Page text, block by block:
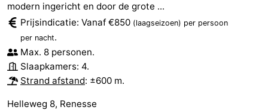
Greve
Port
Zélande
-
Resort
Haamstede
Résidence
-
modern ingericht en door de grote ...
Prijsindicatie: Vanaf €850 (laagseizoen) per persoon
per nacht.
Max. 8 personen.
Slaapkamers: 4.
Strand afstand: ±600 m.
Helleweg 8, Renesse